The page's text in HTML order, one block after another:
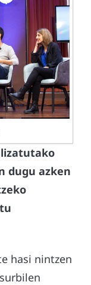
dugu azken
hasi nintzen